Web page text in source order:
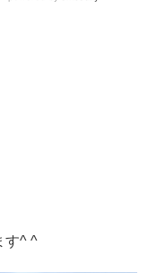
す^ ^